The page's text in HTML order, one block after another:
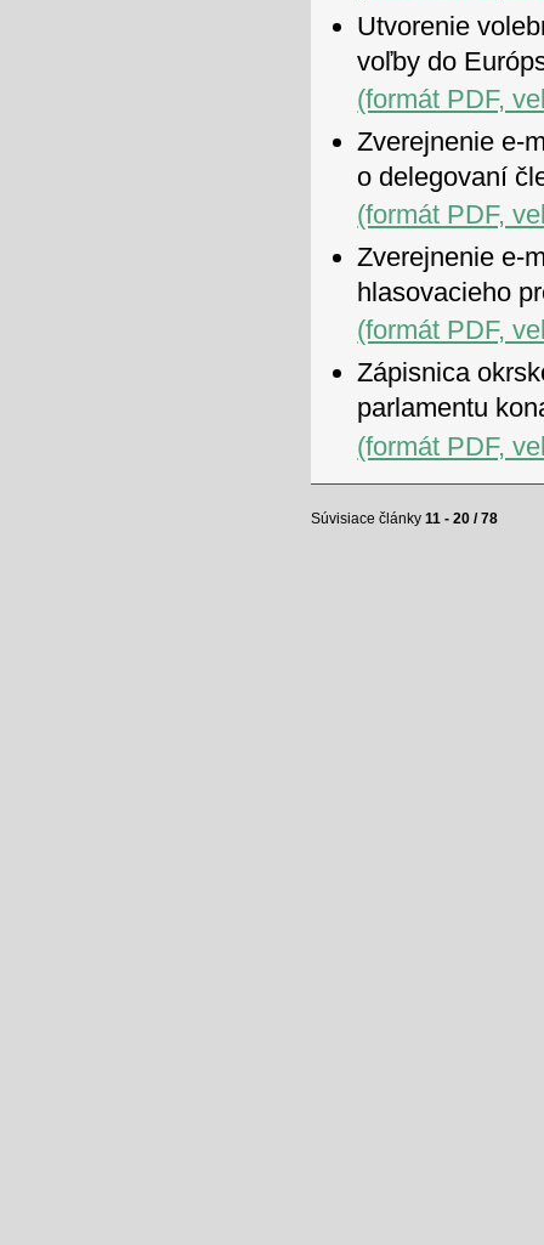
Utvorenie
voľby do
(formát PDF,
Zverejnenie e-
o delegovaní
(formát PDF,
Zverejnenie e-
hlasovacieho
(formát PDF,
Zápisnica
parlamentu
(formát PDF,
Súvisiace články 11 - 20 / 78